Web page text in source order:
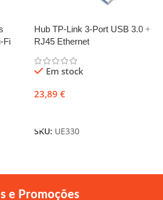
Fi
Hub TP-Link 3-Port USB 3.0 +
RJ45 Ethernet
Em stock
23,89 €
SKU: UE330
e Promoções